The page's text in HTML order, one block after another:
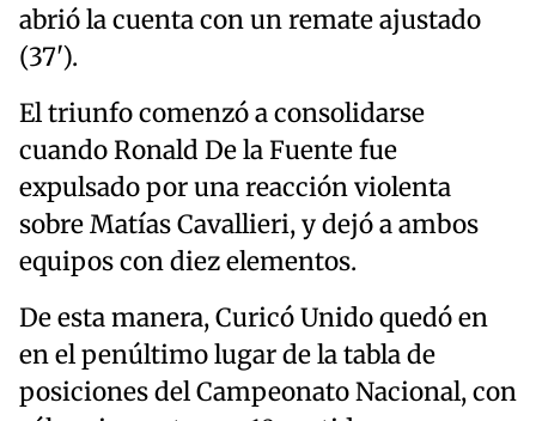
abrió la cuenta con un remate ajustado
(37').
El triunfo comenzó a consolidarse
cuando Ronald De la Fuente fue
expulsado por una reacción violenta
sobre Matías Cavallieri, y dejó a ambos
equipos con diez elementos.
De esta manera, Curicó Unido quedó en
en el penúltimo lugar de la tabla de
posiciones del Campeonato Nacional, con